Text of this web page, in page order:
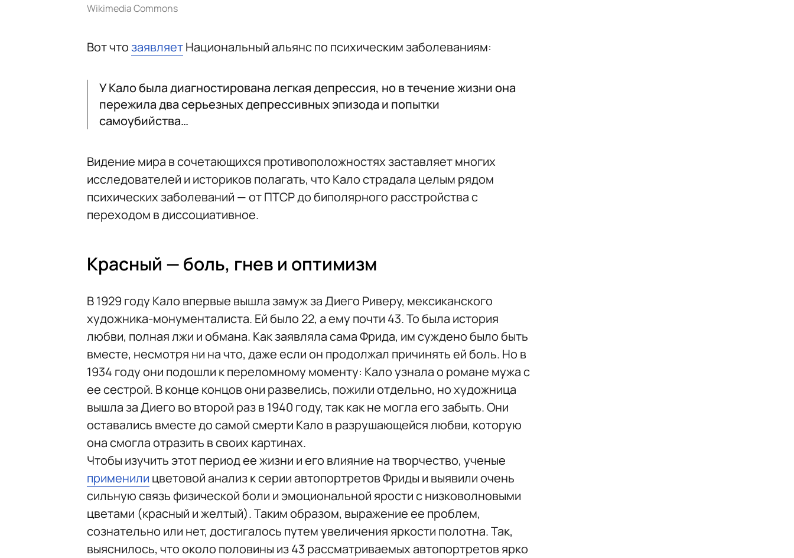
Wikimedia Commons
Вот чтозаявляетНациональный альянс по психическим заболеваниям:
У Кало была диагностирована легкая депрессия, но в течение жизни она
пережила два серьезных депрессивных эпизода и попытки
самоубийства…
Видение мира в сочетающихся противоположностях заставляет многих
исследователей и историков полагать, что Кало страдала целым рядом
психических заболеваний — от ПТСР до биполярного расстройства с
переходом в диссоциативное.
Красный — боль, гнев и оптимизм
В 1929 году Кало впервые вышла замуж за Диего Риверу, мексиканского
художника-монументалиста. Ей было 22, а ему почти 43. То была история
любви, полная лжи и обмана. Как заявляла сама Фрида, им суждено было быть
вместе, несмотря ни на что, даже если он продолжал причинять ей боль. Но в
1934 году они подошли к переломному моменту: Кало узнала о романе мужа с
ее сестрой. В конце концов они развелись, пожили отдельно, но художница
вышла за Диего во второй раз в 1940 году, так как не могла его забыть. Они
оставались вместе до самой смерти Кало в разрушающейся любви, которую
она смогла отразить в своих картинах.
Чтобы изучить этот период ее жизни и его влияние на творчество, ученые
применили цветовой анализ к серии автопортретов Фриды и выявили очень
сильную связь физической боли и эмоциональной ярости с низковолновыми
цветами (красный и желтый). Таким образом, выражение ее проблем,
сознательно или нет, достигалось путем увеличения яркости полотна. Так,
выяснилось, что около половины из 43 рассматриваемых автопортретов ярко